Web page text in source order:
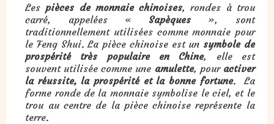
Les pièces de monnaie chinoises, rondes à trou
carré, appelées « Sapèques », sont
traditionnellement utilisées comme monnaie pour
le Feng Shui. La pièce chinoise est un symbole de
prospérité très populaire en Chine, elle est
souvent utilisée comme une amulette, pour activer
la réussite, la prospérité et la bonne fortune. La
forme ronde de la monnaie symbolise le ciel, et le
trou au centre de la pièce chinoise représente la
terre.